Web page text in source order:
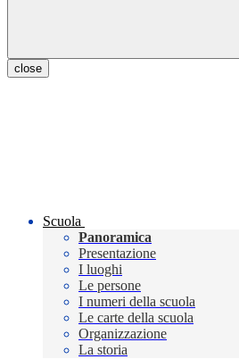
close
Scuola
Panoramica
Presentazione
I luoghi
Le persone
I numeri della scuola
Le carte della scuola
Organizzazione
La storia